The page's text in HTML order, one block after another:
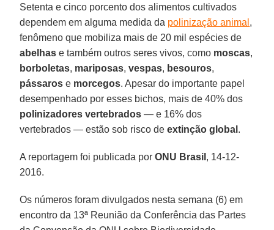
Setenta e cinco porcento dos alimentos cultivados
dependem em alguma medida da polinização animal ,
fenômeno que mobiliza mais de 20 mil espécies de
abelhas e também outros seres vivos, como moscas,
borboletas, mariposas,vespas, besouros,
pássaros e morcegos. Apesar do importante papel
desempenhado por esses bichos, mais de 40% dos
polinizadores vertebrados — e 16% dos
vertebrados — estão sob risco deextinção global .
A reportagem foi publicada porONU Brasil , 14-12-
2016.
Os números foram divulgados nesta semana (6) em
encontro da 13ª Reunião da Conferência das Partes